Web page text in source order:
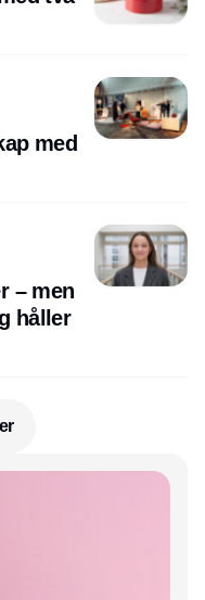
med
– men
håller